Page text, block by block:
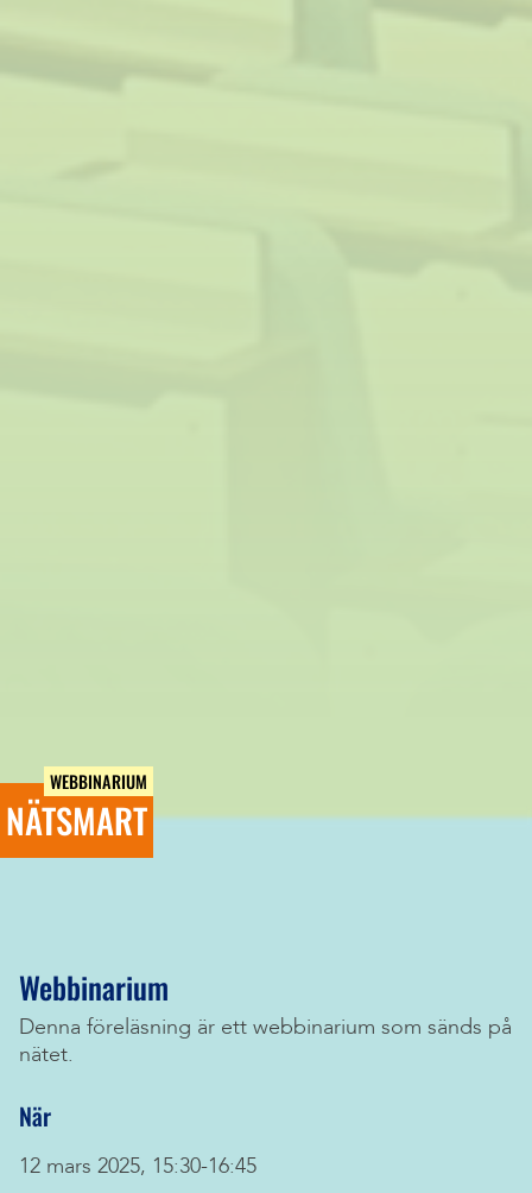
WEBBINARIUM
NÄTSMART
Webbinarium
Denna föreläsning är ett webbinarium som sänds på
nätet.
När
12 mars 2025, 15:30-16:45